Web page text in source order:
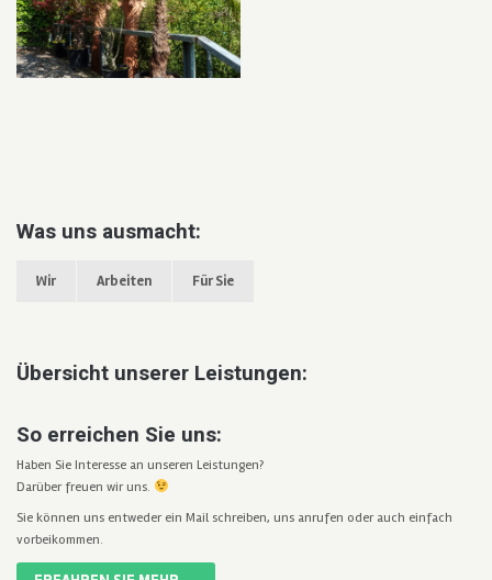
Was uns ausmacht:
Wir Arbeiten Für Sie
Übersicht unserer Leistungen:
So erreichen Sie uns:
Haben Sie Interesse an unseren Leistungen?
Darüber freuen wir uns.
Sie können uns entweder ein Mail schreiben, uns anrufen oder auch einfach
vorbeikommen.